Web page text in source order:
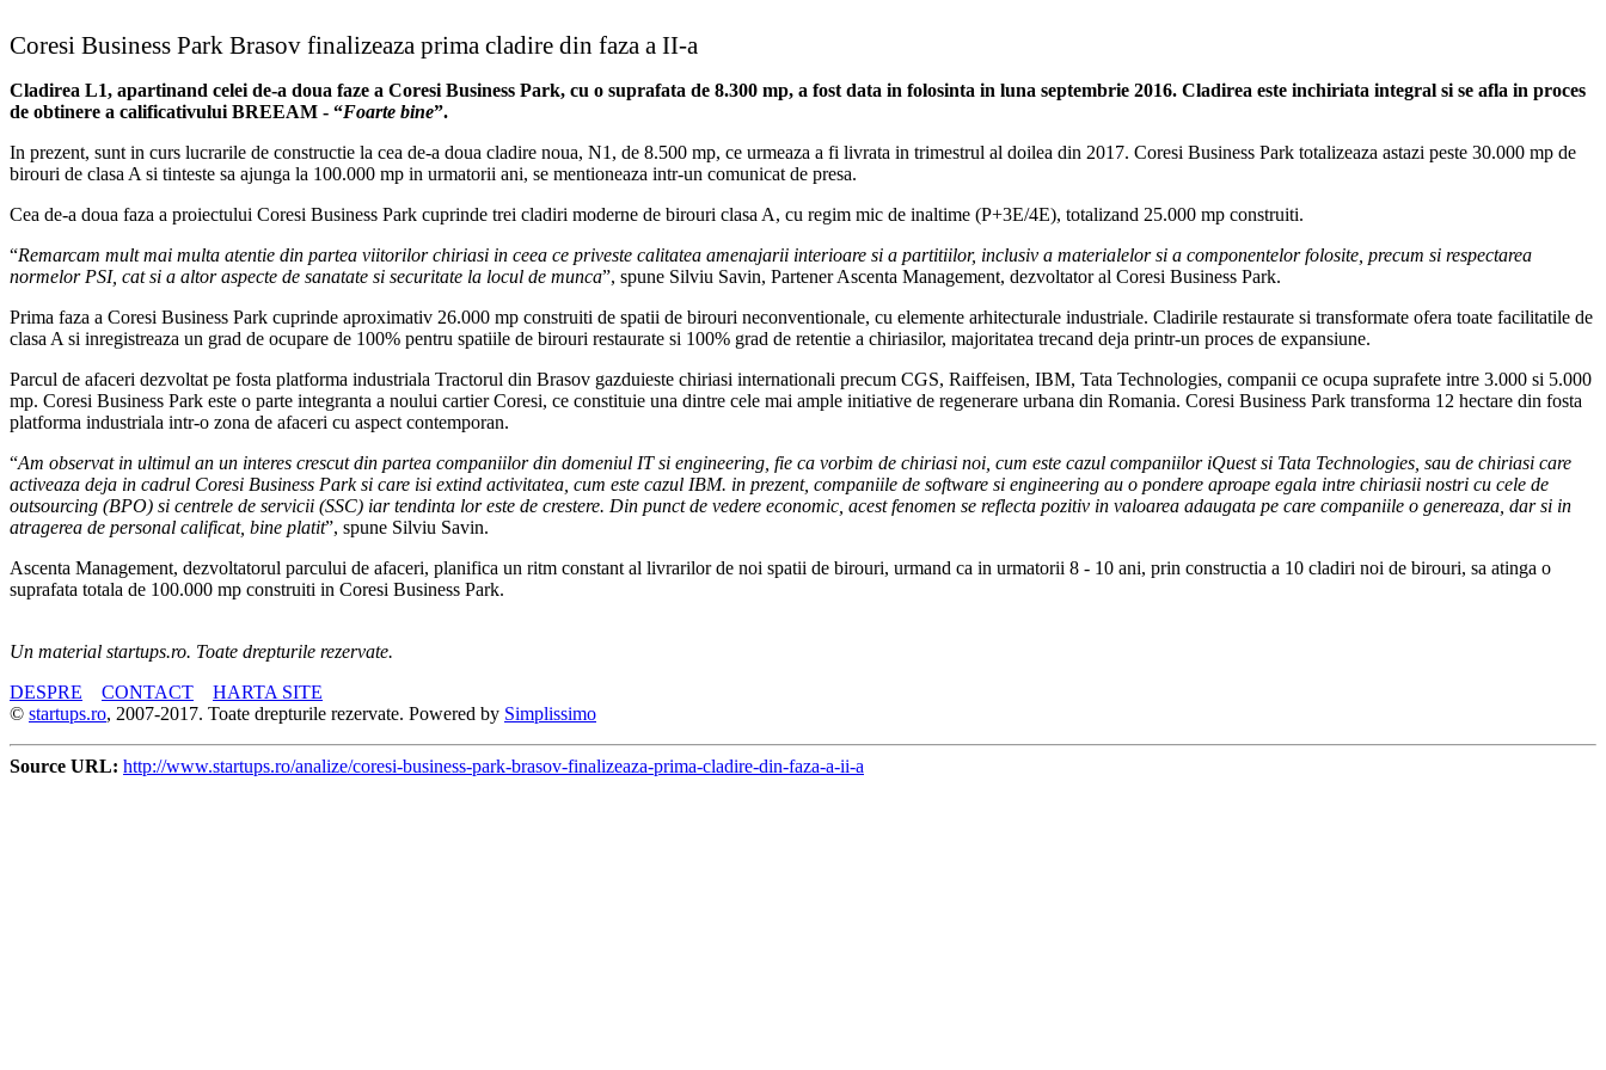
Coresi Business Park Brasov finalizeaza prima cladire din faza a II-a
Cladirea L1, apartinand celei de-a doua faze a Coresi Business Park, cu o suprafata de 8.300 mp, a fost data in folosinta in luna septembrie 2016. Cladirea este inchiriata integral si se afla in proces
de obtinere a calificativului BREEAM - “Foarte bine”.
In prezent, sunt in curs lucrarile de constructie la cea de-a doua cladire noua, N1, de 8.500 mp, ce urmeaza a fi livrata in trimestrul al doilea din 2017. Coresi Business Park totalizeaza astazi peste 30.000 mp de
birouri de clasa A si tinteste sa ajunga la 100.000 mp in urmatorii ani, se mentioneaza intr-un comunicat de presa.
Cea de-a doua faza a proiectului Coresi Business Park cuprinde trei cladiri moderne de birouri clasa A, cu regim mic de inaltime (P+3E/4E), totalizand 25.000 mp construiti.
“Remarcam mult mai multa atentie din partea viitorilor chiriasi in ceea ce priveste calitatea amenajarii interioare si a partitiilor, inclusiv a materialelor si a componentelor folosite, precum si respectarea
normelor PSI, cat si a altor aspecte de sanatate si securitate la locul de munca”, spune Silviu Savin, Partener Ascenta Management, dezvoltator al Coresi Business Park.
Prima faza a Coresi Business Park cuprinde aproximativ 26.000 mp construiti de spatii de birouri neconventionale, cu elemente arhitecturale industriale. Cladirile restaurate si transformate ofera toate facilitatile de
clasa A si inregistreaza un grad de ocupare de 100% pentru spatiile de birouri restaurate si 100% grad de retentie a chiriasilor, majoritatea trecand deja printr-un proces de expansiune.
Parcul de afaceri dezvoltat pe fosta platforma industriala Tractorul din Brasov gazduieste chiriasi internationali precum CGS, Raiffeisen, IBM, Tata Technologies, companii ce ocupa suprafete intre 3.000 si 5.000
mp. Coresi Business Park este o parte integranta a noului cartier Coresi, ce constituie una dintre cele mai ample initiative de regenerare urbana din Romania. Coresi Business Park transforma 12 hectare din fosta
platforma industriala intr-o zona de afaceri cu aspect contemporan.
“Am observat in ultimul an un interes crescut din partea companiilor din domeniul IT si engineering, fie ca vorbim de chiriasi noi, cum este cazul companiilor iQuest si Tata Technologies, sau de chiriasi care
activeaza deja in cadrul Coresi Business Park si care isi extind activitatea, cum este cazul IBM. in prezent, companiile de software si engineering au o pondere aproape egala intre chiriasii nostri cu cele de
outsourcing (BPO) si centrele de servicii (SSC) iar tendinta lor este de crestere. Din punct de vedere economic, acest fenomen se reflecta pozitiv in valoarea adaugata pe care companiile o genereaza, dar si in
atragerea de personal calificat, bine platit”, spune Silviu Savin.
Ascenta Management, dezvoltatorul parcului de afaceri, planifica un ritm constant al livrarilor de noi spatii de birouri, urmand ca in urmatorii 8 - 10 ani, prin constructia a 10 cladiri noi de birouri, sa atinga o
suprafata totala de 100.000 mp construiti in Coresi Business Park.
Un material startups.ro. Toate drepturile rezervate.
DESPRE
CONTACT
HARTA SITE
© startups.ro, 2007-2017. Toate drepturile rezervate. Powered by Simplissimo
Source URL: http://www.startups.ro/analize/coresi-business-park-brasov-finalizeaza-prima-cladire-din-faza-a-ii-a